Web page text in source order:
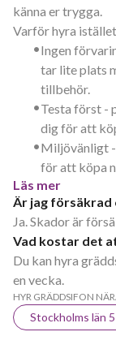
känna er trygga.
Varför hyra
•Ingen
tar lite plats
tillbehör.
•Testa först -
dig för att
•Miljövänligt -
för att köpa
Läs mer
Är jag försäkrad
Ja. Skador är
Vad kostar det
Du kan hyra
en vecka.
HYR GRÄDDSIFON
Stockholms län 5